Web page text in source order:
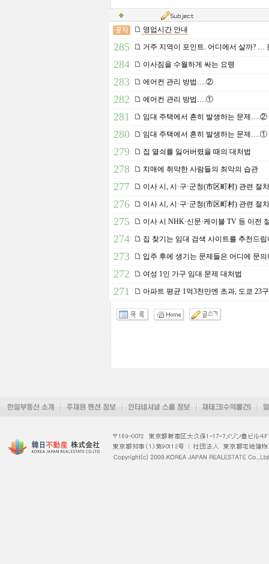
영업시간 안내
285 거주 지역이 포인트. 어디에서 살까? …
284 이사짐을 수월하게 싸는 요령
283 에어컨 관리 방법….②
282 에어컨 관리 방법….①
281 임대 주택에서 흔히 발생하는 문제….②
280 임대 주택에서 흔히 발생하는 문제….①
279 집 열쇠를 잃어버렸을 때의 대처법
278 치매에 취약한 사람들의 최악의 습관
277 이사 시, 시·구·군청(市区町村) 관련
276 이사 시, 시·구·군청(市区町村) 관련
275 이사 시 NHK·신문·케이블 TV 등 이전
274 집 찾기는 임대 검색 사이트를 추천드립
273 입주 후에 생기는 문제들은 어디에 문의
272 여성 1인 가구 임대 문제 대처법
271 아파트 평균 1억3천만엔 초과, 도쿄 23